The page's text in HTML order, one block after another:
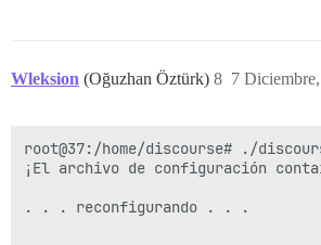
Wleksion (Oğuzhan Öztürk) 7
8
root@37:/home/discourse# ./
¡El archivo de configuración
. . . reconfigurando . . .